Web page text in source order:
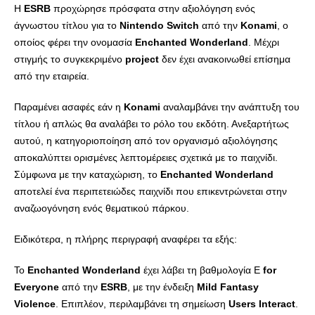
Η ESRB προχώρησε πρόσφατα στην αξιολόγηση ενός
άγνωστου τίτλου για το Nintendo Switch από την Konami , ο
οποίος φέρει την ονομασία Enchanted Wonderland . Μέχρι
στιγμής το συγκεκριμένο project δεν έχει ανακοινωθεί επίσημα
από την εταιρεία.
Παραμένει ασαφές εάν η Konami αναλαμβάνει την ανάπτυξη του
τίτλου ή απλώς θα αναλάβει το ρόλο του εκδότη. Ανεξαρτήτως
αυτού, η κατηγοριοποίηση από τον οργανισμό αξιολόγησης
αποκαλύπτει ορισμένες λεπτομέρειες σχετικά με το παιχνίδι.
Σύμφωνα με την καταχώριση, το Enchanted Wonderland
αποτελεί ένα περιπετειώδες παιχνίδι που επικεντρώνεται στην
αναζωογόνηση ενός θεματικού πάρκου.
Ειδικότερα, η πλήρης περιγραφή αναφέρει τα εξής:
Το Enchanted Wonderland έχει λάβει τη βαθμολογία E for
Everyone από την ESRB , με την ένδειξη Mild Fantasy
Violence . Επιπλέον, περιλαμβάνει τη σημείωση Users Interact